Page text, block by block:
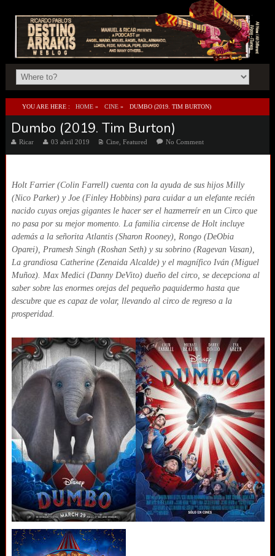
YOU ARE HERE : HOME » CINE » DUMBO (2019. TIM BURTON)
Dumbo (2019. Tim Burton)
Ricar 03 abril 2019 Cine, Featured No Comment
Holt Farrier (Colin Farrell) cuenta con la ayuda de sus hijos Milly
(Nico Parker) y Joe (Finley Hobbins) para cuidar a un elefante recién
nacido cuyas orejas gigantes le hacer ser el hazmerreír en un Circo que
no pasa por su mejor momento. La familia circense de Holt incluye
además a la señorita Atlantis (Sharon Rooney), Rongo (DeObia
Oparei), Pramesh Singh (Roshan Seth) y su sobrino (Ragevan Vasan),
La grandiosa Catherine (Zenaida Alcalde) y el magnífico Iván (Miguel
Muñoz). Max Medici (Danny DeVito) dueño del circo, se decepciona al
saber sobre las enormes orejas del pequeño paquidermo hasta que
descubre que es capaz de volar, llevando al circo de regreso a la
prosperidad.